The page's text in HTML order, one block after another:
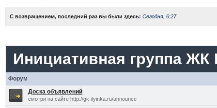
С возвращением, последний раз вы были здесь: Сегодня, 6:27
Инициативная группа ЖК
Форум
Доска объявлений
смотри на сайте http://gk-ilyinka.ru/announce